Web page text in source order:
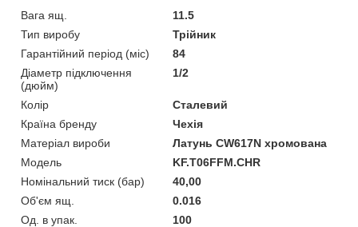
Вага ящ.
11.5
Тип виробу
Трійник
Гарантійний період (міс)
84
Діаметр підключення
(дюйм)
1/2
Колір
Сталевий
Країна бренду
Чехія
Матеріал вироби
Латунь CW617N хромована
Мoдель
KF.T06FFM.CHR
Номінальний тиск (бар)
40,00
Об'єм ящ.
0.016
Од. в упак.
100